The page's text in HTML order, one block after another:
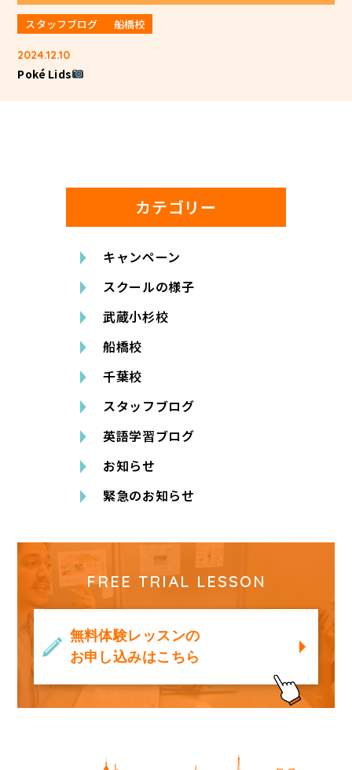
スタッフブログ 船橋校
2024.12.10
Poké Lids
カテゴリー
キャンペーン
スクールの様子
武蔵小杉校
船橋校
千葉校
スタッフブログ
英語学習ブログ
お知らせ
緊急のお知らせ
FREE TRIAL LESSON
無料体験レッスンの
お申し込みはこちら